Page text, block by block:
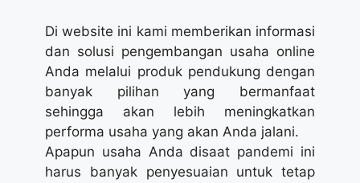
Di website ini kami memberikan informasi
dan solusi pengembangan usaha online
Anda melalui produk pendukung dengan
banyak pilihan yang bermanfaat
sehingga akan lebih meningkatkan
performa usaha yang akan Anda jalani.
Apapun usaha Anda disaat pandemi ini
harus banyak penyesuaian untuk tetap